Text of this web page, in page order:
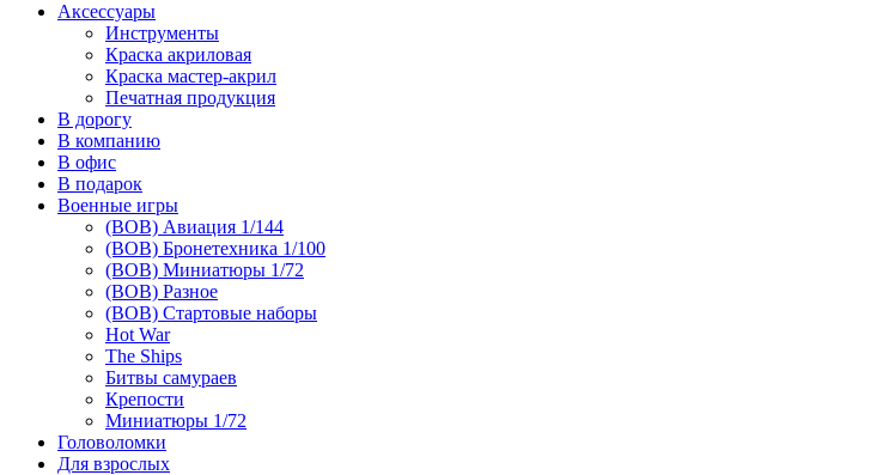
Аксессуары
Инструменты
Краска акриловая
Краска мастер-акрил
Печатная продукция
В дорогу
В компанию
В офис
В подарок
Военные игры
(ВОВ) Авиация 1/144
(ВОВ) Бронетехника 1/100
(ВОВ) Миниатюры 1/72
(ВОВ) Разное
(ВОВ) Стартовые наборы
Hot War
The Ships
Битвы самураев
Крепости
Миниатюры 1/72
Головоломки
Для взрослых